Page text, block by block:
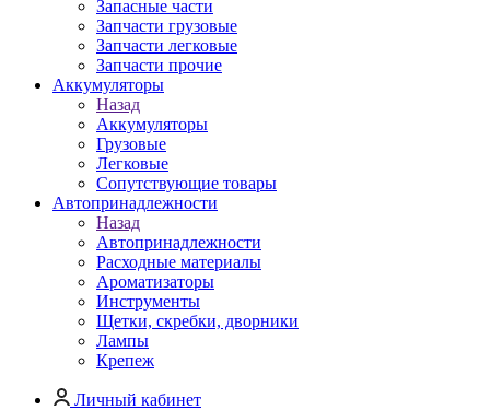
Запасные части
Запчасти грузовые
Запчасти легковые
Запчасти прочие
Аккумуляторы
Назад
Аккумуляторы
Грузовые
Легковые
Сопутствующие товары
Автопринадлежности
Назад
Автопринадлежности
Расходные материалы
Ароматизаторы
Инструменты
Щетки, скребки, дворники
Лампы
Крепеж
Личный кабинет